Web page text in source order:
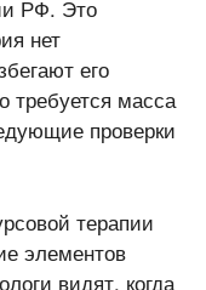
РФ. Это
нет
его
требуется масса
проверки
терапии
элементов
видят, когда